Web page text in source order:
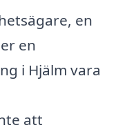
en
en
i Hjälm vara
att